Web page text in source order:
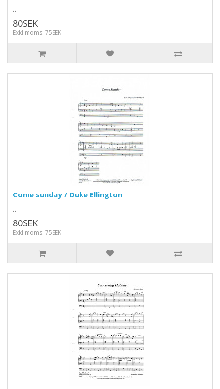
..
80SEK
Exkl moms: 75SEK
Come sunday / Duke Ellington
..
80SEK
Exkl moms: 75SEK